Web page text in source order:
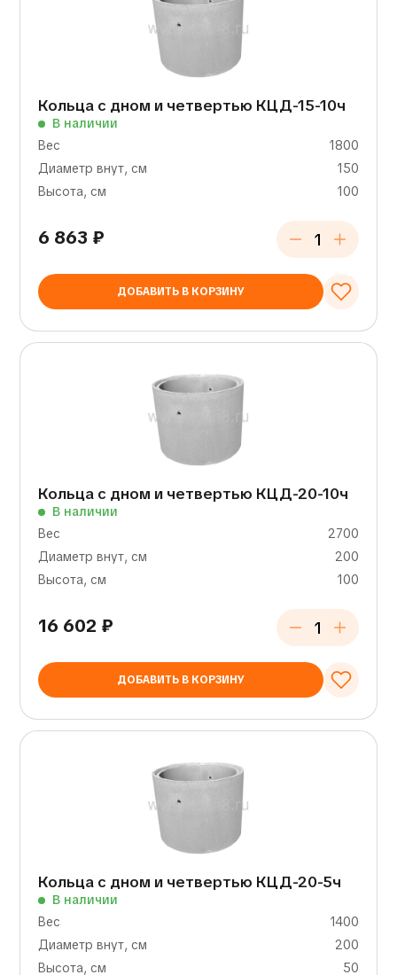
Кольца с дном и четвертью КЦД-15-10ч
В наличии
Вес
1800
Диаметр внут, см
150
Высота, см
100
6 863 ₽
ДОБАВИТЬ В КОРЗИНУ
Кольца с дном и четвертью КЦД-20-10ч
В наличии
Вес
2700
Диаметр внут, см
200
Высота, см
100
16 602 ₽
ДОБАВИТЬ В КОРЗИНУ
Кольца с дном и четвертью КЦД-20-5ч
В наличии
Вес
1400
Диаметр внут, см
200
Высота, см
50